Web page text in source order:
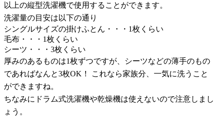
以上の縦型洗濯機で使用することができます。
洗濯量の目安は以下の通り
シングルサイズの掛けふとん・・・1枚くらい
毛布・・・1枚くらい
シーツ・・・3枚くらい
厚みのあるものは1枚ずつですが、シーツなどの薄手のもの
であればなんと3枚OK！ これなら家族分、一気に洗うこと
ができますね。
ちなみにドラム式洗濯機や乾燥機は使えないので注意しまし
ょう。